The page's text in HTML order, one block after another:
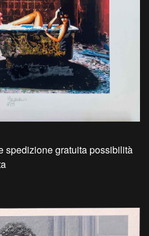
spedizione gratuita possibilità